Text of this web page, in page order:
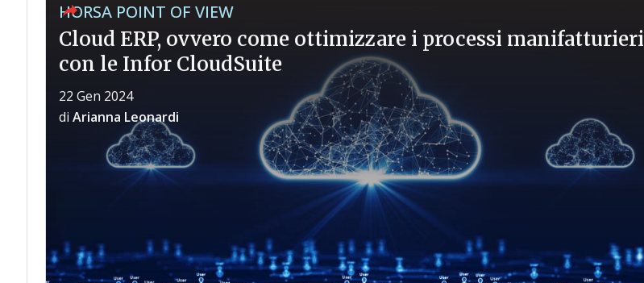
HORSA POINT OF VIEW
Cloud ERP, ovvero come ottimizzare i processi manifatturieri
con le Infor CloudSuite
22 Gen 2024
di Arianna Leonardi